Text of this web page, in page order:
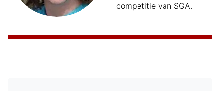
competitie van SGA.